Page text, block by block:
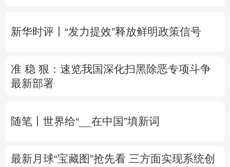
多语种频道
Русский язык
新华时评丨“发力提效”释放鲜明政策信号
准 稳 狠：速览我国深化扫黑除恶专项斗争
最新部署
随笔丨世界给“__在中国”填新词
最新月球“宝藏图”抢先看 三方面实现系统创